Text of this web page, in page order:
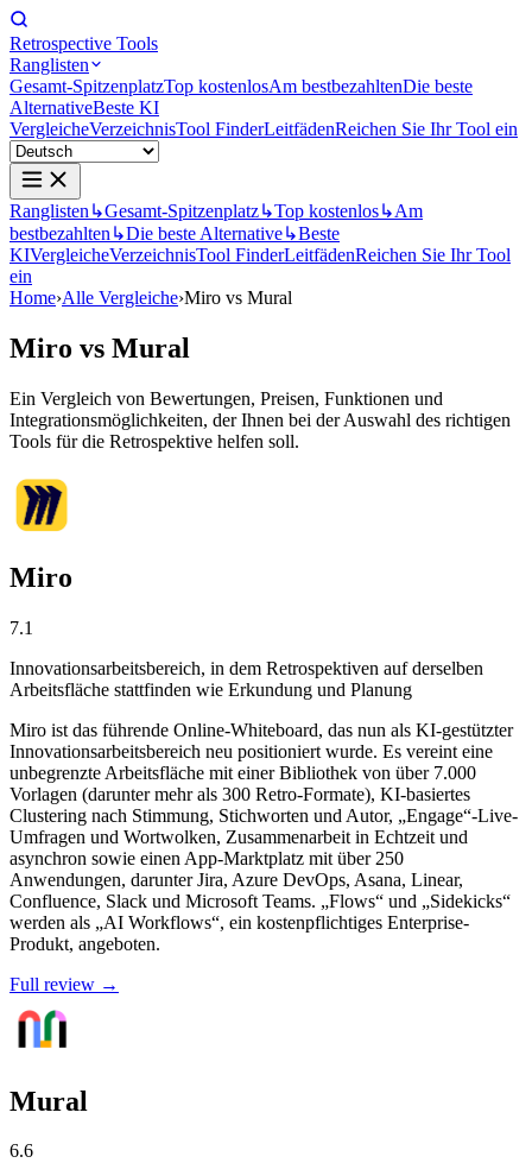
Retrospective Tools
Ranglisten
Gesamt-SpitzenplatzTop kostenlosAm bestbezahltenDie beste
AlternativeBeste KI
VergleicheVerzeichnisTool FinderLeitfädenReichen Sie Ihr Tool ein
Ranglisten ↳Gesamt-Spitzenplatz↳Top kostenlos↳Am
bestbezahlten ↳Die beste Alternative↳Beste
KIVergleicheVerzeichnisTool FinderLeitfädenReichen Sie Ihr Tool
ein
Home›Alle Vergleiche›Miro vs Mural
Miro vs Mural
Ein Vergleich von Bewertungen, Preisen, Funktionen und
Integrationsmöglichkeiten, der Ihnen bei der Auswahl des richtigen
Tools für die Retrospektive helfen soll.
Miro
7.1
Innovationsarbeitsbereich, in dem Retrospektiven auf derselben
Arbeitsfläche stattfinden wie Erkundung und Planung
Miro ist das führende Online-Whiteboard, das nun als KI-gestützter
Innovationsarbeitsbereich neu positioniert wurde. Es vereint eine
unbegrenzte Arbeitsfläche mit einer Bibliothek von über 7.000
Vorlagen (darunter mehr als 300 Retro-Formate), KI-basiertes
Clustering nach Stimmung, Stichworten und Autor, „Engage“-Live-
Umfragen und Wortwolken, Zusammenarbeit in Echtzeit und
asynchron sowie einen App-Marktplatz mit über 250
Anwendungen, darunter Jira, Azure DevOps, Asana, Linear,
Confluence, Slack und Microsoft Teams. „Flows“ und „Sidekicks“
werden als „AI Workflows“, ein kostenpflichtiges Enterprise-
Produkt, angeboten.
Full review →
Mural
6.6